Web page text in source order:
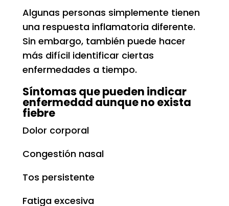
Algunas personas simplemente tienen
una respuesta inflamatoria diferente.
Sin embargo, también puede hacer
más difícil identificar ciertas
enfermedades a tiempo.
Síntomas que pueden indicar
enfermedad aunque no exista
fiebre
Dolor corporal
Congestión nasal
Tos persistente
Fatiga excesiva